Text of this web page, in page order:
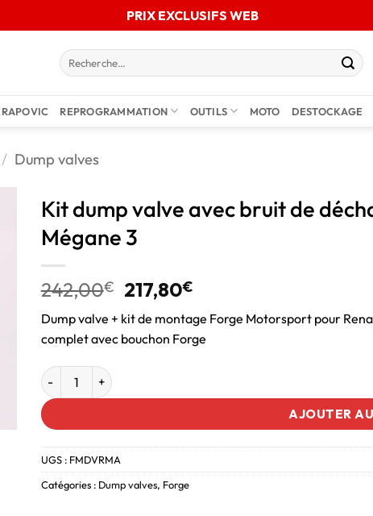
PRIX EXCLUSIFS WEB
REPROGRAMMATION OUTILS MOTO DESTOCKAGE
/ Dump valves
Kit dump valve avec bruit de
Mégane 3
242,00€ 217,80€
Dump valve + kit de montage Forge Motorsport pour
complet avec bouchon Forge
AJOUTER
UGS : FMDVRMA
Catégories : Dump valves, Forge